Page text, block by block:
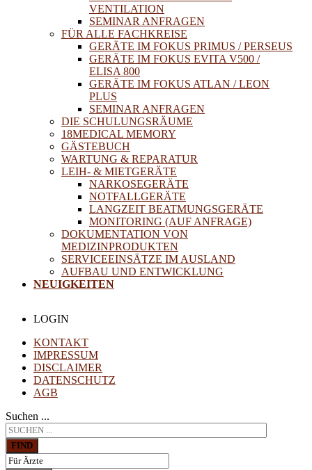
VENTILATION
SEMINAR ANFRAGEN
FÜR ALLE FACHKREISE
GERÄTE IM FOKUS PRIMUS / PERSEUS
GERÄTE IM FOKUS EVITA V500 /
ELISA 800
GERÄTE IM FOKUS ATLAN / LEON
PLUS
SEMINAR ANFRAGEN
DIE SCHULUNGSRÄUME
18MEDICAL MEMORY
GÄSTEBUCH
WARTUNG & REPARATUR
LEIH- & MIETGERÄTE
NARKOSEGERÄTE
NOTFALLGERÄTE
LANGZEIT BEATMUNGSGERÄTE
MONITORING (AUF ANFRAGE)
DOKUMENTATION VON
MEDIZINPRODUKTEN
SERVICEEINSÄTZE IM AUSLAND
AUFBAU UND ENTWICKLUNG
NEUIGKEITEN
LOGIN
KONTAKT
IMPRESSUM
DISCLAIMER
DATENSCHUTZ
AGB
Suchen ...
FIND